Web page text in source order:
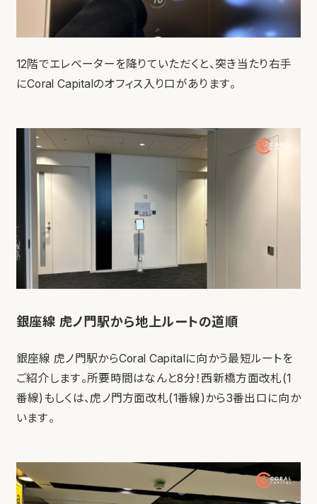
12階でエレベーターを降りていただくと、突き当たり右手
にCoral Capitalのオフィス入り口があります。
銀座線 虎ノ門駅から地上ルートの道順
銀座線 虎ノ門駅からCoral Capitalに向かう最短ルートを
ご紹介します。所要時間はなんと8分！西新橋方面改札(1
番線)もしくは、虎ノ門方面改札(1番線)から3番出口に向か
います。